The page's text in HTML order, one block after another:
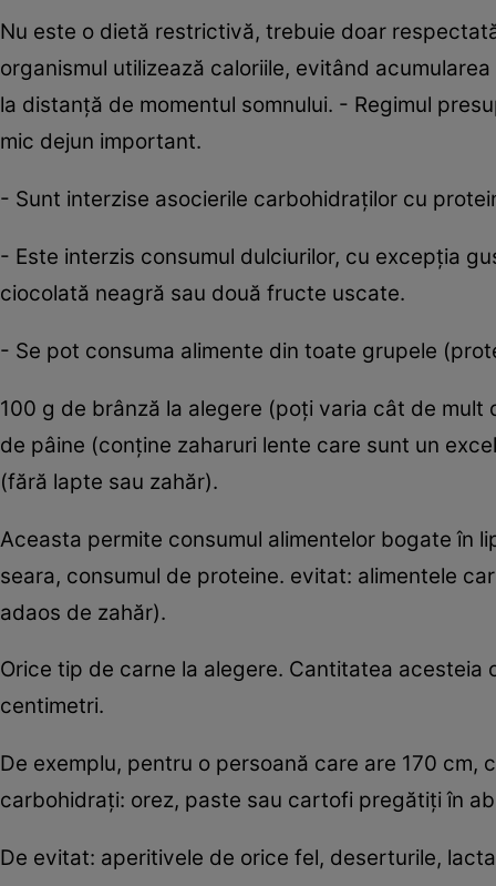
Nu este o dietă restrictivă, trebuie doar
organismul utilizează caloriile, evitând
la distanţă de momentul somnului. - Regimul
mic dejun important.
- Sunt interzise asocierile carbohidraţilor cu
- Este interzis consumul dulciurilor, cu excepţia
ciocolată neagră sau două fructe uscate.
- Se pot consuma alimente din toate grupele
100 g de brânză la alegere (poţi varia cât de
de pâine (conţine zaharuri lente care sunt un
(fără lapte sau zahăr).
Aceasta permite consumul alimentelor bogate în
seara, consumul de proteine. evitat: alimentele
adaos de zahăr).
Orice tip de carne la alegere. Cantitatea
centimetri.
De exemplu, pentru o persoană care are 170
carbohidraţi: orez, paste sau cartofi pregătiţi în
De evitat: aperitivele de orice fel, deserturile,